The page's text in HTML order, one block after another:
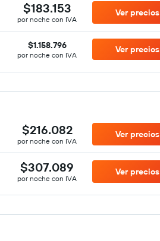
$183.153
por noche con IVA
Ver precios
$1.158.796
por noche con IVA
Ver precios
$216.082
por noche con IVA
Ver precios
$307.089
por noche con IVA
Ver precios